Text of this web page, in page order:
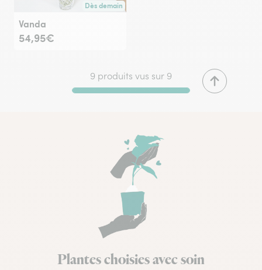
Dès demain
Livraison dès demain (pour toute commande passée
Vanda
54,95€
9 produits vus sur 9
Plantes choisies avec soin